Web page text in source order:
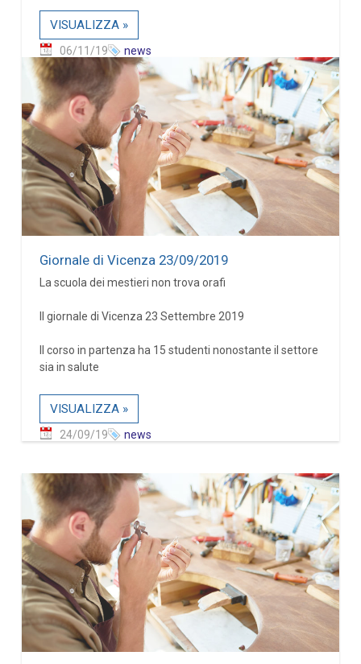
VISUALIZZA »
06/11/19 news
Giornale di Vicenza 23/09/2019
La scuola dei mestieri non trova orafi
Il giornale di Vicenza 23 Settembre 2019
Il corso in partenza ha 15 studenti nonostante il settore
sia in salute
VISUALIZZA »
24/09/19 news